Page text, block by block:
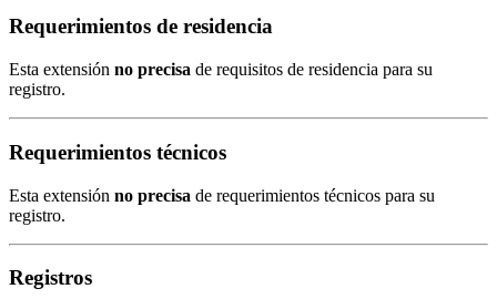
Requerimientos de residencia
Esta extensión no precisa de requisitos de residencia para su
registro.
Requerimientos técnicos
Esta extensión no precisa de requerimientos técnicos para su
registro.
Registros